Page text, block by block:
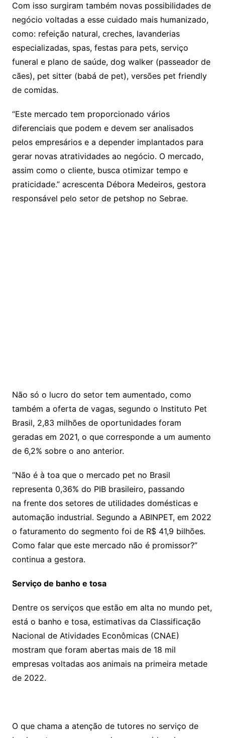
Com isso surgiram também novas possibilidades de
negócio voltadas a esse cuidado mais humanizado,
como: refeição natural, creches, lavanderias
especializadas, spas, festas para pets, serviço
funeral e plano de saúde, dog walker (passeador de
cães), pet sitter (babá de pet), versões pet friendly
de comidas.
“Este mercado tem proporcionado vários
diferenciais que podem e devem ser analisados
pelos empresários e a depender implantados para
gerar novas atratividades ao negócio. O mercado,
assim como o cliente, busca otimizar tempo e
praticidade.” acrescenta Débora Medeiros, gestora
responsável pelo setor de petshop no Sebrae.
Não só o lucro do setor tem aumentado, como
também a oferta de vagas, segundo o Instituto Pet
Brasil, 2,83 milhões de oportunidades foram
geradas em 2021, o que corresponde a um aumento
de 6,2% sobre o ano anterior.
“Não é à toa que o mercado pet no Brasil
representa 0,36% do PIB brasileiro, passando
na frente dos setores de utilidades domésticas e
automação industrial. Segundo a ABINPET, em 2022
o faturamento do segmento foi de R$ 41,9 bilhões.
Como falar que este mercado não é promissor?”
continua a gestora.
Serviço de banho e tosa
Dentre os serviços que estão em alta no mundo pet,
está o banho e tosa, estimativas da Classificação
Nacional de Atividades Econômicas (CNAE)
mostram que foram abertas mais de 18 mil
empresas voltadas aos animais na primeira metade
de 2022.
O que chama a atenção de tutores no serviço de